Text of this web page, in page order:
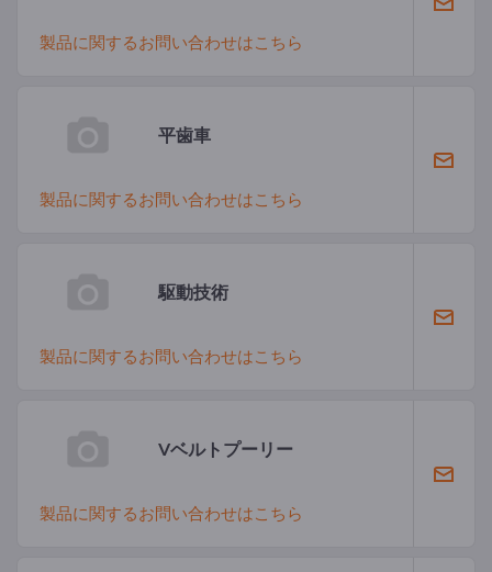
製品に関するお問い合わせはこちら
平歯車
製品に関するお問い合わせはこちら
駆動技術
製品に関するお問い合わせはこちら
Vベルトプーリー
製品に関するお問い合わせはこちら